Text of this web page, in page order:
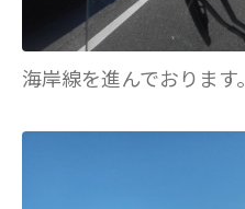
海岸線を進んでおります。